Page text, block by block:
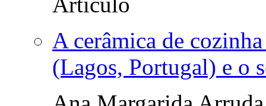
A cerâmica de
(Lagos, Portugal) e o